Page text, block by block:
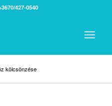
427-0540
kölcsönzése